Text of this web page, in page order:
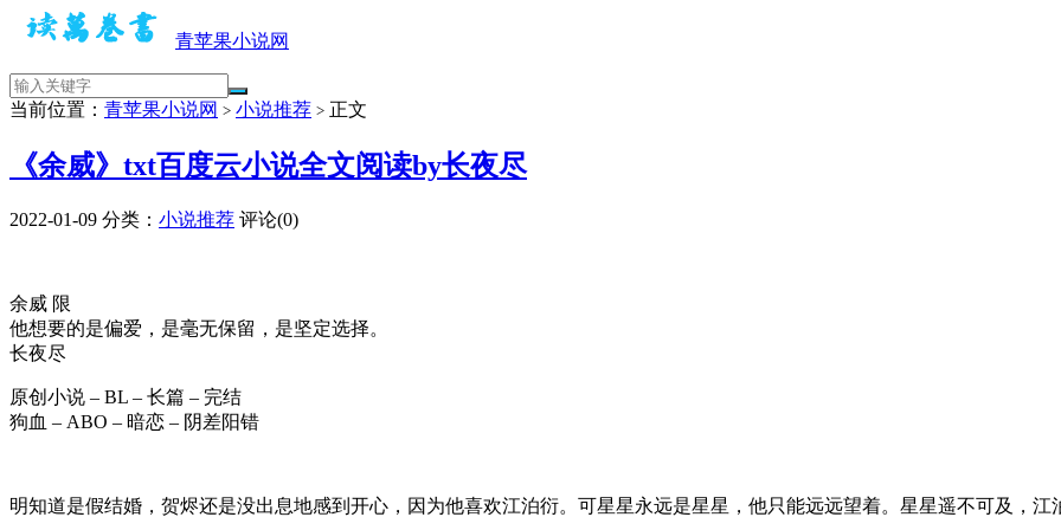
青苹果小说网
当前位置： 青苹果小说网 > 小说推荐 > 正文
《余威》txt百度云小说全文阅读by长夜尽
2022-01-09 分类： 小说推荐 评论(0)
余威 限
他想要的是偏爱，是毫无保留，是坚定选择。
长夜尽
原创小说 – BL – 长篇 – 完结
狗血 – ABO – 暗恋 – 阴差阳错
明知道是假结婚，贺烬还是没出息地感到开心，因为他喜欢江泊衍。可星星永远是星星，他只能远远望着。星星遥不可及，江